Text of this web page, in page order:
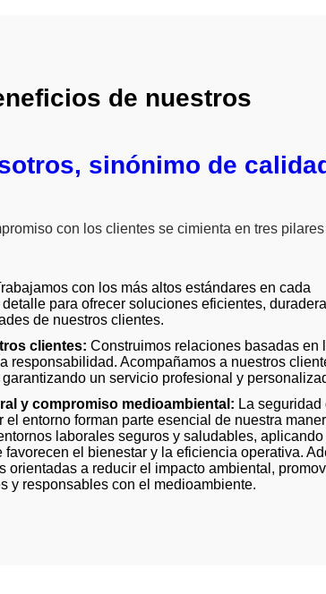
de nuestros
sinónimo de
con los clientes se cimienta en tres pilares
con los más altos estándares en cada
para ofrecer soluciones eficientes,
de nuestros clientes.
clientes: Construimos relaciones basadas en
responsabilidad. Acompañamos a nuestros
un servicio profesional y
y compromiso medioambiental: La seguridad
el entorno forman parte esencial de nuestra
laborales seguros y saludables, aplicando
el bienestar y la eficiencia operativa.
orientadas a reducir el impacto ambiental,
y responsables con el medioambiente.